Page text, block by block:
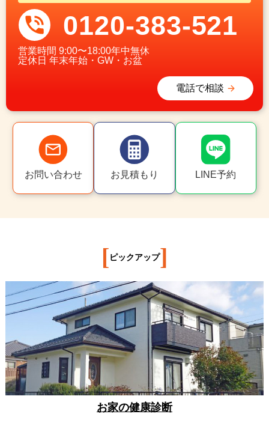
0120-383-521
営業時間 9:00〜18:00年中無休
定休日 年末年始・GW・お盆
電話で相談
お問い合わせ お見積もり LINE予約
[ ピックアップ]
お家の健康診断